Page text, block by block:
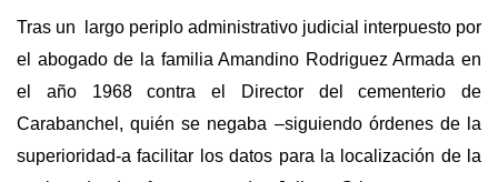
Tras un largo periplo administrativo judicial interpuesto por
el abogado de la familia Amandino Rodriguez Armada en
el año 1968 contra el Director del cementerio de
Carabanchel, quién se negaba –siguiendo órdenes de la
superioridad-a facilitar los datos para la localización de la